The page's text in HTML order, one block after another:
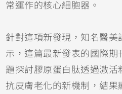
常運作的核心細胞器。
針對這項新發現，知名醫美
示，這篇最新發表的國際期
題探討膠原蛋白肽透過激活
抗皮膚老化的新機制，結果